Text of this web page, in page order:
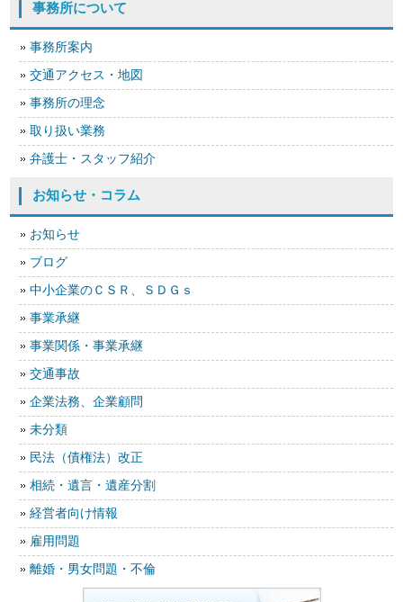
事務所について
事務所案内
交通アクセス・地図
事務所の理念
取り扱い業務
弁護士・スタッフ紹介
お知らせ・コラム
お知らせ
ブログ
中小企業のＣＳＲ、ＳＤＧｓ
事業承継
事業関係・事業承継
交通事故
企業法務、企業顧問
未分類
民法（債権法）改正
相続・遺言・遺産分割
経営者向け情報
雇用問題
離婚・男女問題・不倫